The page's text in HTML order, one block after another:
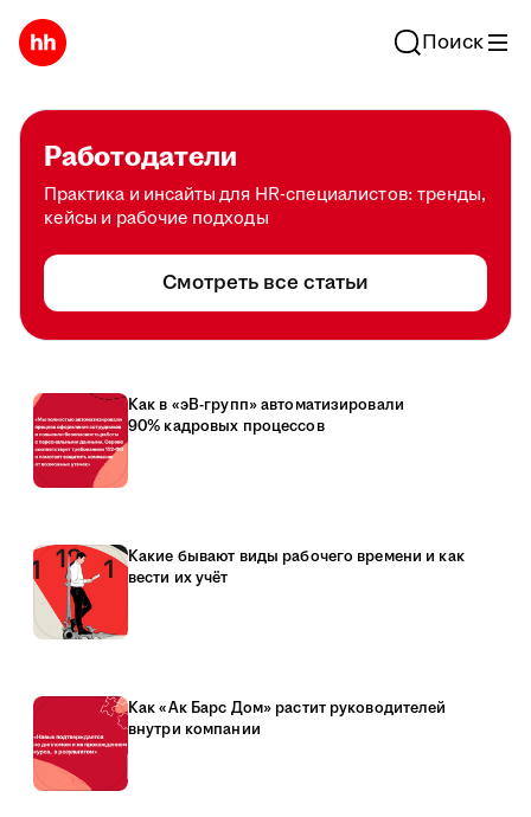
Поиск
Работодатели
Практика и инсайты для HR-специалистов: тренды,
кейсы и рабочие подходы
Смотреть все статьи
Как в «эВ-групп» автоматизировали
90% кадровых процессов
Какие бывают виды рабочего времени и как
вести их учёт
Как «Ак Барс Дом» растит руководителей
внутри компании